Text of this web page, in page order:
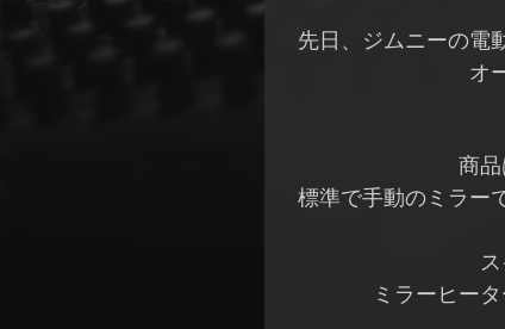
先日、ジムニーの電
オ
商品
標準で手動のミラー
ミラーヒー